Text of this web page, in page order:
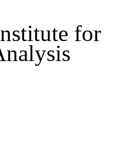
for